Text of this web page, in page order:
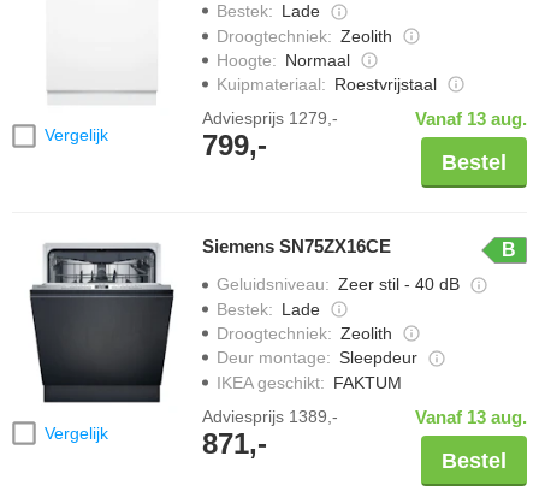
Vergelijk
Bestek: Lade
Droogtechniek: Zeolith
Hoogte: Normaal
Kuipmateriaal: Roestvrijstaal
Adviesprijs 1279,-
799,-
Vanaf 13 aug.
Bestel
Vergelijk
Siemens SN75ZX16CE B
Geluidsniveau: Zeer stil - 40 dB
Bestek: Lade
Droogtechniek: Zeolith
Deur montage: Sleepdeur
IKEA geschikt: FAKTUM
Adviesprijs 1389,-
871,-
Vanaf 13 aug.
Bestel